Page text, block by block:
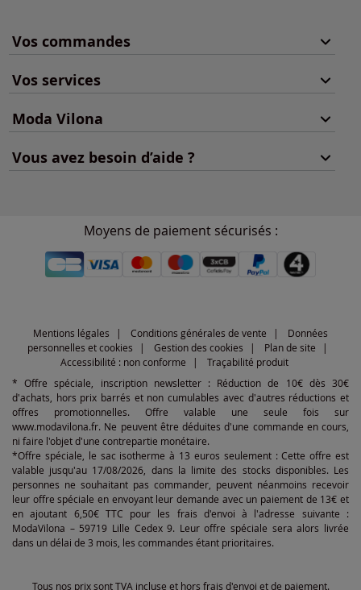
Vos commandes
Vos services
Moda Vilona
Vous avez besoin d’aide ?
Moyens de paiement sécurisés :
Mentions légales Conditions générales de vente
Données
personnelles et cookies
Gestion des cookies
Plan de site
Accessibilité : non conforme
Traçabilité produit
* Offre spéciale, inscription newsletter : Réduction de 10€ dès 30€
d'achats, hors prix barrés et non cumulables avec d'autres réductions et
offres promotionnelles. Offre valable une seule fois sur
www.modavilona.fr. Ne peuvent être déduites d'une commande en cours,
ni faire l'objet d'une contrepartie monétaire.
*Offre spéciale, le sac isotherme à 13 euros seulement : Cette offre est
valable jusqu'au 17/08/2026, dans la limite des stocks disponibles. Les
personnes ne souhaitant pas commander, peuvent néanmoins recevoir
leur offre spéciale en envoyant leur demande avec un paiement de 13€ et
en ajoutant 6,50€ TTC pour les frais d'envoi à l'adresse suivante :
ModaVilona – 59719 Lille Cedex 9. Leur offre spéciale sera alors livrée
dans un délai de 3 mois, les commandes étant prioritaires.
Tous nos prix sont TVA incluse et hors frais d'envoi et de paiement.